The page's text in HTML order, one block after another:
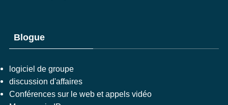
Blogue
logiciel de groupe
discussion d'affaires
Conférences sur le web et appels vidéo